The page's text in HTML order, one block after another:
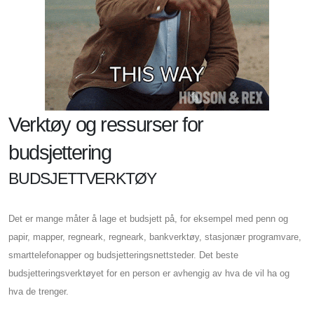
Verktøy og ressurser for
budsjettering
BUDSJETTVERKTØY
Det er mange måter å lage et budsjett på, for eksempel med penn og
papir, mapper, regneark, regneark, bankverktøy, stasjonær programvare,
smarttelefonapper og budsjetteringsnettsteder. Det beste
budsjetteringsverktøyet for en person er avhengig av hva de vil ha og
hva de trenger.